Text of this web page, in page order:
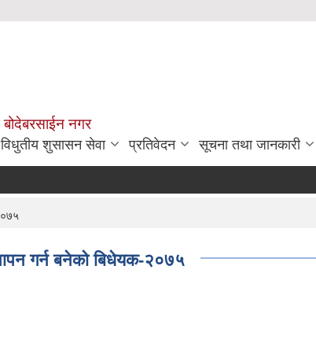
बोदेबरसाईन नगर
विधुतीय शुसासन सेवा प्रतिवेदन सूचना तथा जानकारी
गर्न बनेको बिधेयक-२०७५